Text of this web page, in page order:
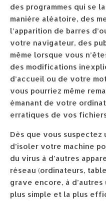
des programmes qui se
manière aléatoire, des
l’apparition de barres
votre navigateur, des
même lorsque vous
des modifications
d’accueil ou de votre
vous pourriez même
émanant de votre
erratiques de vos
Dès que vous
d’isoler votre machine
du virus à d’autres
réseau (ordinateurs,
grave encore, à
plus simple et la plus